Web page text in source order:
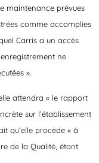
maintenance prévues
comme accomplies
Carris a un accès
ne
».
attendra « le rapport
sur l’établissement
qu’elle procède « à
de la Qualité, étant